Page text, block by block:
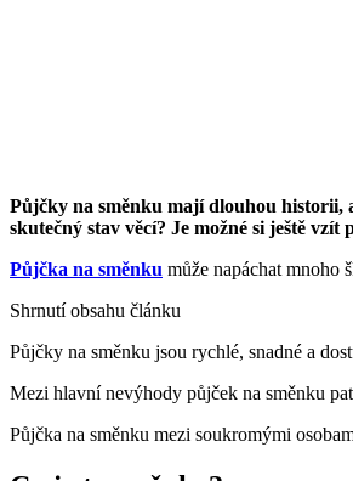
Půjčky na směnku mají dlouhou historii,
skutečný stav věcí? Je možné si ještě
Půjčka na směnku může napáchat mnoho
Shrnutí obsahu článku
Půjčky na směnku jsou rychlé, snadné a
Mezi hlavní nevýhody půjček na směnku
Půjčka na směnku mezi soukromými